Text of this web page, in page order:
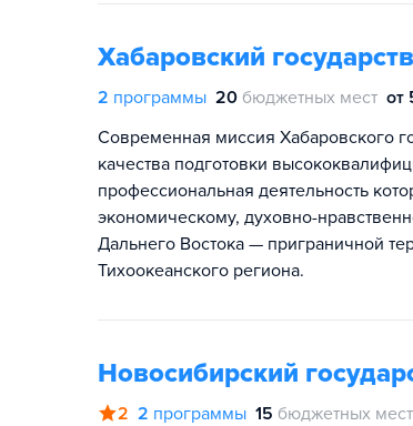
Хабаровский
2 программы 20 бюджетных мест от
Современная миссия Хабаровского
качества подготовки
профессиональная деятельность
экономическому, духовно-
Дальнего Востока — приграничной
Тихоокеанского региона.
Новосибирский
2 2 программы 15 бюджетных мест